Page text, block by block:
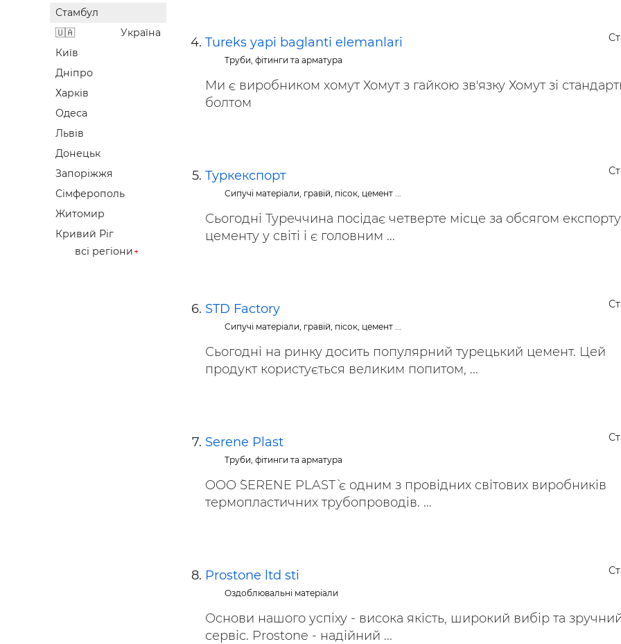
Стамбул
Україна
Київ
Дніпро
Харків
Одеса
Львів
Донецьк
Запоріжжя
Сімферополь
Житомир
Кривий Ріг
всі регіони
Tureks yapi baglanti elemanlari
Труби, фітинги та арматура
Ми є виробником хомут Хомут з гайкою зв'язку Хомут зі
болтом
Туркекспорт
Сипучі матеріали, гравій, пісок, цемент ...
Сьогодні Туреччина посідає четверте місце за обсягом експорту
цементу у світі і є головним ...
STD Factory
Сипучі матеріали, гравій, пісок, цемент ...
Сьогодні на ринку досить популярний турецький цемент. Цей
продукт користується великим попитом, ...
Serene Plast
Труби, фітинги та арматура
OOO `SERENE PLAST` є одним з провідних світових виробників
термопластичних трубопроводів. ...
Prostone ltd sti
Оздоблювальні матеріали
Основи нашого успіху - висока якість, широкий вибір та
сервіс. Prostone - надійний ...